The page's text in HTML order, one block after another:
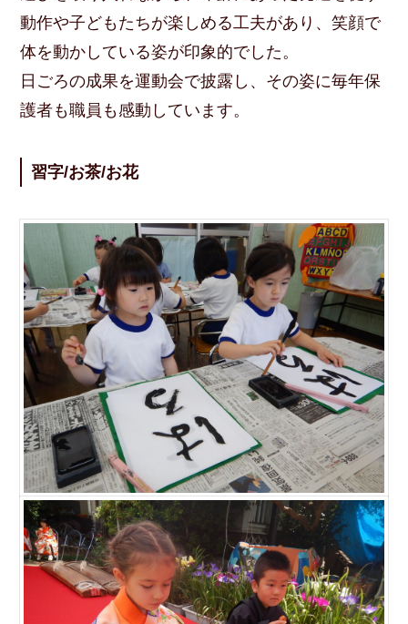
動作や子どもたちが楽しめる工夫があり、笑顔で
体を動かしている姿が印象的でした。
日ごろの成果を運動会で披露し、その姿に毎年保
護者も職員も感動しています。
習字/お茶/お花